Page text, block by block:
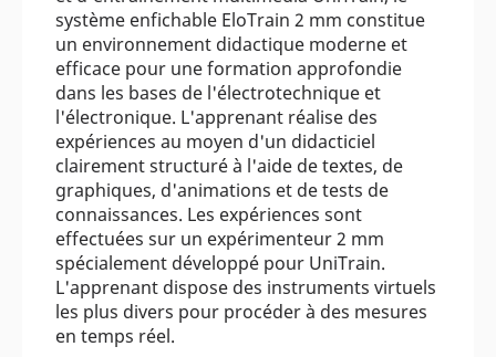
système enfichable EloTrain 2 mm constitue
un environnement didactique moderne et
efficace pour une formation approfondie
dans les bases de l'électrotechnique et
l'électronique. L'apprenant réalise des
expériences au moyen d'un didacticiel
clairement structuré à l'aide de textes, de
graphiques, d'animations et de tests de
connaissances. Les expériences sont
effectuées sur un expérimenteur 2 mm
spécialement développé pour UniTrain.
L'apprenant dispose des instruments virtuels
les plus divers pour procéder à des mesures
en temps réel.